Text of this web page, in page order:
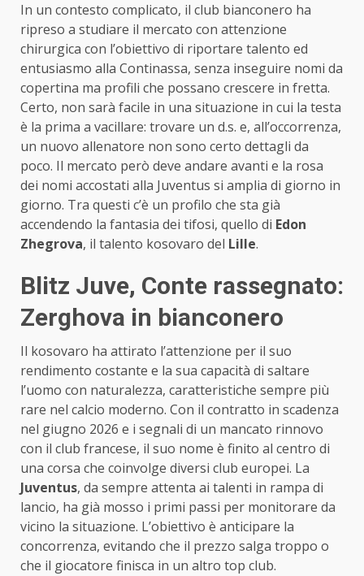
In un contesto complicato, il club bianconero ha
ripreso a studiare il mercato con attenzione
chirurgica con l’obiettivo di riportare talento ed
entusiasmo alla Continassa, senza inseguire nomi da
copertina ma profili che possano crescere in fretta.
Certo, non sarà facile in una situazione in cui la testa
è la prima a vacillare: trovare un d.s. e, all’occorrenza,
un nuovo allenatore non sono certo dettagli da
poco. Il mercato però deve andare avanti e la rosa
dei nomi accostati alla Juventus si amplia di giorno in
giorno. Tra questi c’è un profilo che sta già
accendendo la fantasia dei tifosi, quello di Edon
Zhegrova, il talento kosovaro del Lille.
Blitz Juve, Conte rassegnato:
Zerghova in bianconero
Il kosovaro ha attirato l’attenzione per il suo
rendimento costante e la sua capacità di saltare
l’uomo con naturalezza, caratteristiche sempre più
rare nel calcio moderno. Con il contratto in scadenza
nel giugno 2026 e i segnali di un mancato rinnovo
con il club francese, il suo nome è finito al centro di
una corsa che coinvolge diversi club europei. La
Juventus, da sempre attenta ai talenti in rampa di
lancio, ha già mosso i primi passi per monitorare da
vicino la situazione. L’obiettivo è anticipare la
concorrenza, evitando che il prezzo salga troppo o
che il giocatore finisca in un altro top club.